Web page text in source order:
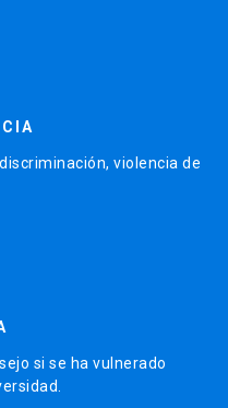
violencia de
si se ha vulnerado